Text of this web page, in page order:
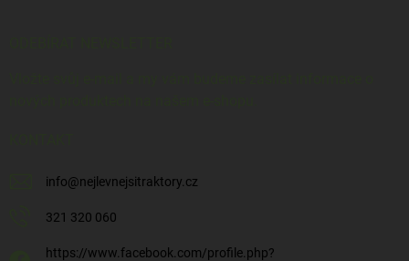
info@nejlevnejsitraktory.cz
321 320 060
https://www.facebook.com/profile.php?